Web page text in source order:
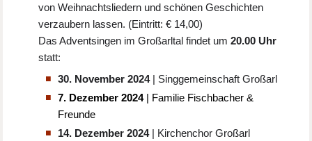
von Weihnachtsliedern und schönen Geschichten
verzaubern lassen. (Eintritt: € 14,00)
Das Adventsingen im Großarltal findet um20.00 Uhr
statt:
30. November 2024| Singgemeinschaft Großarl
7. Dezember 2024| Familie Fischbacher &
Freunde
14. Dezember 2024| Kirchenchor Großarl